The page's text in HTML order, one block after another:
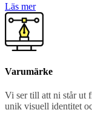
Läs mer
Varumärke
Vi ser till att ni står ut
unik visuell identitet